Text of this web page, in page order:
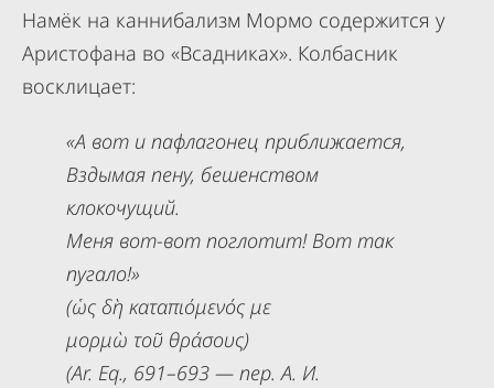
Намёк на каннибализм Мормо содержится у
Аристофана во «Всадниках». Колбасник
восклицает:
«А вот и пафлагонец приближается,
Вздымая пену, бешенством
клокочущий.
Меня вот-вот поглотит! Вот так
пугало!»
(ὡς δὴ καταπιόμενός με
μορμὼ τοῦ θράσους)
(Ar. Eq., 691–693 — пер. А. И.